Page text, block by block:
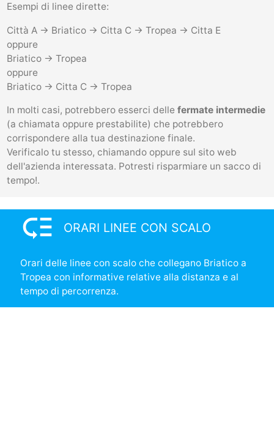
Esempi di linee dirette:
Città A -> Briatico -> Citta C -> Tropea -> Citta E
oppure
Briatico -> Tropea
oppure
Briatico -> Citta C -> Tropea
In molti casi, potrebbero esserci delle fermate intermedie
(a chiamata oppure prestabilite) che potrebbero
corrispondere alla tua destinazione finale.
Verificalo tu stesso, chiamando oppure sul sito web
dell'azienda interessata. Potresti risparmiare un sacco di
tempo!.
low_priority ORARI LINEE CON SCALO
Orari delle linee con scalo che collegano Briatico a
Tropea con informative relative alla distanza e al
tempo di percorrenza.